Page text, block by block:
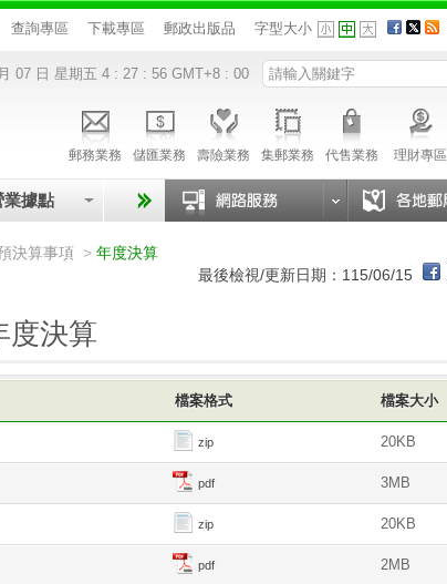
查詢專區 下載專區 郵政出版品 字型大小
07 日 星期五 4 : 27 : 56 GMT+8 : 00
郵務業務 儲匯業務 壽險業務 集郵業務 代售業務 理財專區
業據點
決算事項 > 年度決算
最後檢視/更新日期：115/06/15
度決算
檔案格式 檔案大小
zip 20KB
pdf 3MB
zip 20KB
pdf 2MB